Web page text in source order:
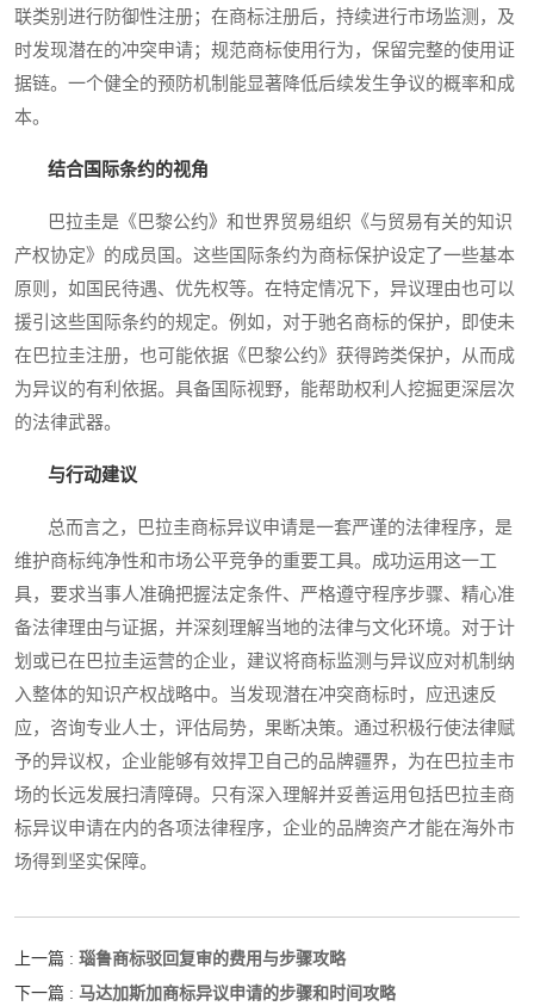
联类别进行防御性注册；在商标注册后，持续进行市场监测，及
时发现潜在的冲突申请；规范商标使用行为，保留完整的使用证
据链。一个健全的预防机制能显著降低后续发生争议的概率和成
本。
结合国际条约的视角
巴拉圭是《巴黎公约》和世界贸易组织《与贸易有关的知识
产权协定》的成员国。这些国际条约为商标保护设定了一些基本
原则，如国民待遇、优先权等。在特定情况下，异议理由也可以
援引这些国际条约的规定。例如，对于驰名商标的保护，即使未
在巴拉圭注册，也可能依据《巴黎公约》获得跨类保护，从而成
为异议的有利依据。具备国际视野，能帮助权利人挖掘更深层次
的法律武器。
与行动建议
总而言之，巴拉圭商标异议申请是一套严谨的法律程序，是
维护商标纯净性和市场公平竞争的重要工具。成功运用这一工
具，要求当事人准确把握法定条件、严格遵守程序步骤、精心准
备法律理由与证据，并深刻理解当地的法律与文化环境。对于计
划或已在巴拉圭运营的企业，建议将商标监测与异议应对机制纳
入整体的知识产权战略中。当发现潜在冲突商标时，应迅速反
应，咨询专业人士，评估局势，果断决策。通过积极行使法律赋
予的异议权，企业能够有效捍卫自己的品牌疆界，为在巴拉圭市
场的长远发展扫清障碍。只有深入理解并妥善运用包括巴拉圭商
标异议申请在内的各项法律程序，企业的品牌资产才能在海外市
场得到坚实保障。
上一篇 : 瑙鲁商标驳回复审的费用与步骤攻略
下一篇 : 马达加斯加商标异议申请的步骤和时间攻略